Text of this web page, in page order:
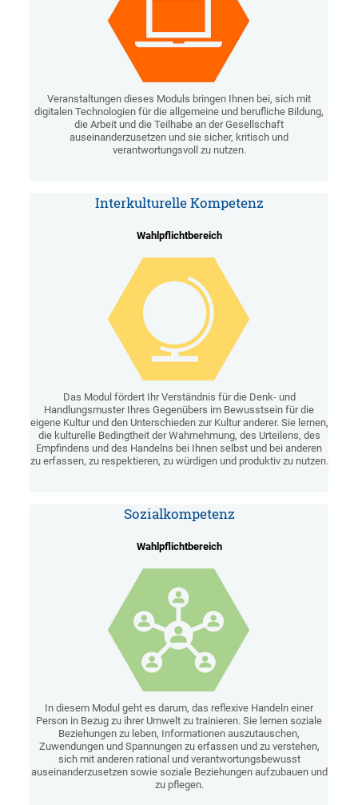
Veranstaltungen dieses Moduls bringen Ihnen bei, sich mit
digitalen Technologien für die allgemeine und berufliche Bildung,
die Arbeit und die Teilhabe an der Gesellschaft
auseinanderzusetzen und sie sicher, kritisch und
verantwortungsvoll zu nutzen.
Interkulturelle Kompetenz
Wahlpflichtbereich
Das Modul fördert Ihr Verständnis für die Denk- und
Handlungsmuster Ihres Gegenübers im Bewusstsein für die
eigene Kultur und den Unterschieden zur Kultur anderer. Sie lernen,
die kulturelle Bedingtheit der Wahrnehmung, des Urteilens, des
Empfindens und des Handelns bei Ihnen selbst und bei anderen
zu erfassen, zu respektieren, zu würdigen und produktiv zu nutzen.
Sozialkompetenz
Wahlpflichtbereich
In diesem Modul geht es darum, das reflexive Handeln einer
Person in Bezug zu ihrer Umwelt zu trainieren. Sie lernen soziale
Beziehungen zu leben, Informationen auszutauschen,
Zuwendungen und Spannungen zu erfassen und zu verstehen,
sich mit anderen rational und verantwortungsbewusst
auseinanderzusetzen sowie soziale Beziehungen aufzubauen und
zu pflegen.